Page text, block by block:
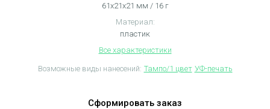
61х21х21 мм / 16 г
Материал:
пластик
Все характеристики
Возможные виды нанесений: Тампо/1 цвет УФ-печать
Сформировать заказ